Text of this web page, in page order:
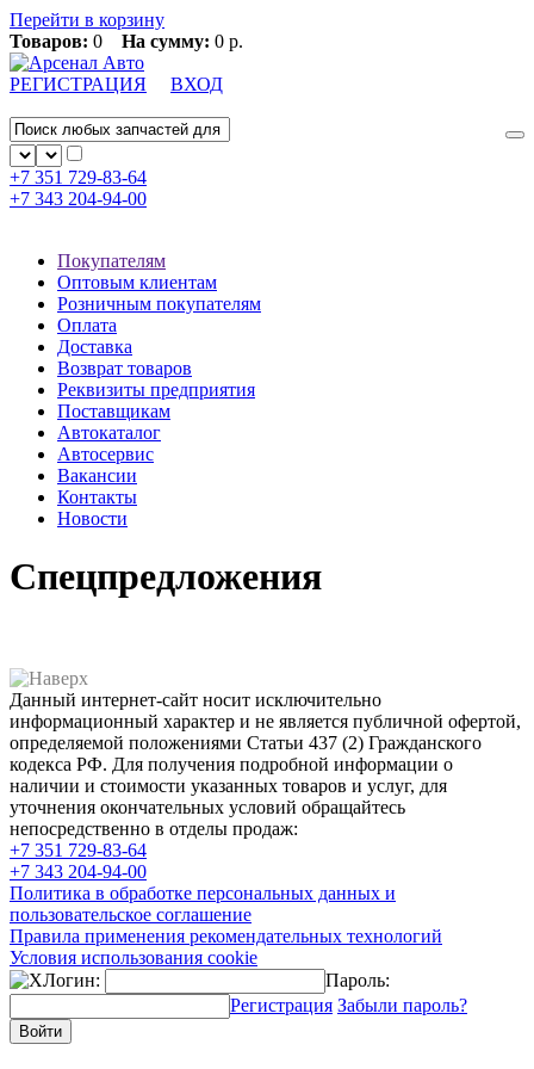
Перейти в корзину
Товаров: 0 На сумму: 0 р.
РЕГИСТРАЦИЯ ВХОД
+7 351 729-83-64
+7 343 204-94-00
Покупателям
Оптовым клиентам
Розничным покупателям
Оплата
Доставка
Возврат товаров
Реквизиты предприятия
Поставщикам
Автокаталог
Автосервис
Вакансии
Контакты
Новости
Спецпредложения
Данный интернет-сайт носит исключительно
информационный характер и не является публичной офертой,
определяемой положениями Статьи 437 (2) Гражданского
кодекса РФ. Для получения подробной информации о
наличии и стоимости указанных товаров и услуг, для
уточнения окончательных условий обращайтесь
непосредственно в отделы продаж:
+7 351 729-83-64
+7 343 204-94-00
Политика в обработке персональных данных и
пользовательское соглашение
Правила применения рекомендательных технологий
Условия использования cookie
Логин:
Пароль:
Регистрация Забыли пароль?